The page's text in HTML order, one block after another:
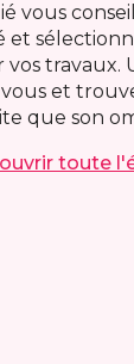
vous
et
vos travaux.
et
que son
toute